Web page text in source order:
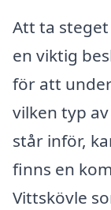
Att ta
en viktig
för att
vilken typ
står inför,
finns en
Vittskövle